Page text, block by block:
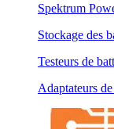
Spektrum
Stockage des
Testeurs de
Adaptateurs